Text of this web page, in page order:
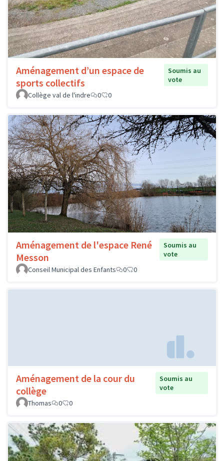
Aménagement d’un espace de
sports collectifs
Soumis au
vote
Collège val de l'indre
0 0
Aménagement de l'espace René
Messon
Soumis au
vote
Conseil Municipal des Enfants
0 0
Aménagement de la cour du
collège
Soumis au
vote
Thomas
0 0